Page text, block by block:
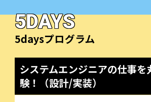
5DAYS
5daysプログラム
システムエンジニアの仕事を
験！（設計/実装）